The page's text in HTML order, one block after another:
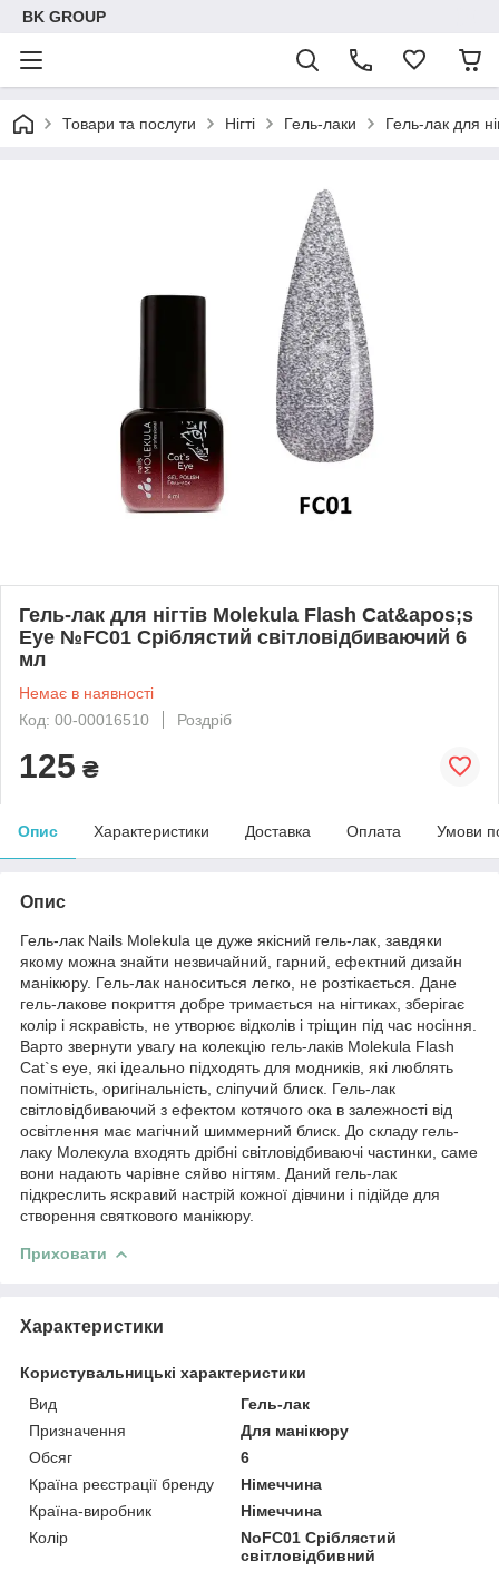
BK GROUP
Товари та послуги Нігті Гель-лаки Гель-лак для
Гель-лак для нігтів Molekula Flash Cat&apos;s
Eye №FC01 Сріблястий світловідбиваючий 6
мл
Немає в наявності
Код: 00-00016510
Роздріб
125 ₴
Опис Характеристики Доставка Оплата Умови
Опис
Гель-лак Nails Molekula це дуже якісний гель-лак, завдяки
якому можна знайти незвичайний, гарний, ефектний дизайн
манікюру. Гель-лак наноситься легко, не розтікається. Дане
гель-лакове покриття добре тримається на нігтиках, зберігає
колір і яскравість, не утворює відколів і тріщин під час носіння.
Варто звернути увагу на колекцію гель-лаків Molekula Flash
Cat`s eye, які ідеально підходять для модників, які люблять
помітність, оригінальність, сліпучий блиск. Гель-лак
світловідбиваючий з ефектом котячого ока в залежності від
освітлення має магічний шиммерний блиск. До складу гель-
лаку Молекула входять дрібні світловідбиваючі частинки, саме
вони надають чарівне сяйво нігтям. Даний гель-лак
підкреслить яскравий настрій кожної дівчини і підійде для
створення святкового манікюру.
Приховати
Характеристики
Користувальницькі характеристики
Вид
Гель-лак
Призначення
Для манікюру
Обсяг
6
Країна реєстрації бренду
Німеччина
Країна-виробник
Німеччина
Колір
NoFC01 Сріблястий
світловідбивний